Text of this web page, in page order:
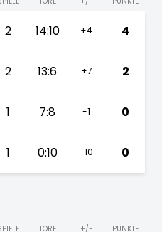
2 14:10 +4 4
2 13:6 +7 2
1 7:8 -1 0
1 0:10 -10 0
TORE +/- PUNKTE